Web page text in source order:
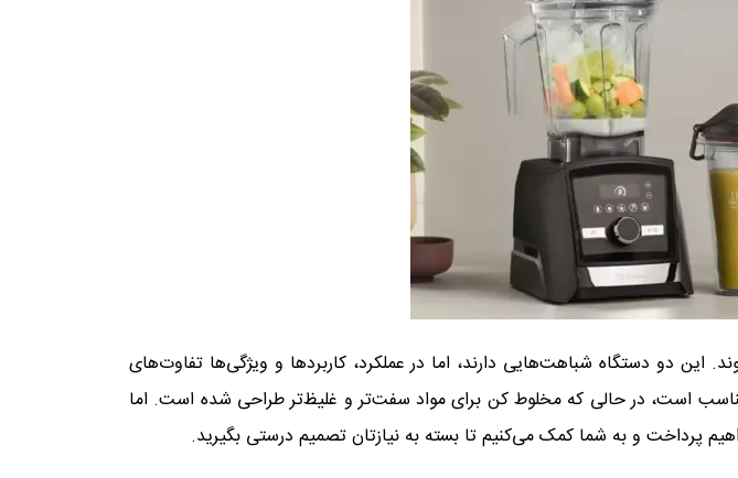
این دو دستگاه شباهت‌هایی دارند، اما در عملکرد، کاربردها و ویژگی‌ها تفاوت‌های
مناسب است، در حالی که مخلوط کن برای مواد سفت‌تر و غلیظ‌تر طراحی شده است. اما
پرداخت و به شما کمک می‌کنیم تا بسته به نیازتان تصمیم درستی بگیرید.